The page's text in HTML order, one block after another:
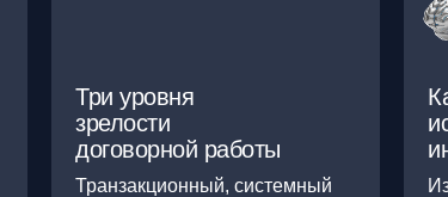
Транзакционный, системный
Три уровня
зрелости
договорной работы